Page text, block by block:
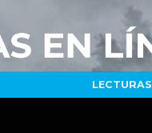
LECTURAS